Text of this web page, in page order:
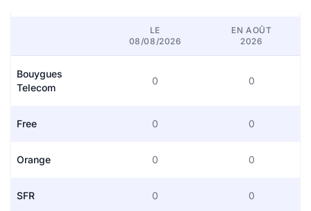
LE
08/08/2026
EN AOÛT
2026
Bouygues
Telecom
0 0
Free 0 0
Orange 0 0
SFR 0 0